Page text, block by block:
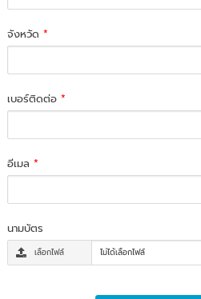
จังหวัด*
เบอร์ติดต่อ*
อีเมล*
นามบัตร
เลือกไฟล์ ไม่ได้เลือกไฟล์